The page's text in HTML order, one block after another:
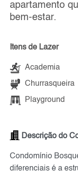
apartamento
bem-estar.
Itens de Lazer
Academia
Churrasqueira
Playground
Descrição do
Condomínio
diferenciais é a